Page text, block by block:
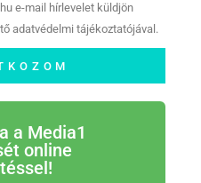
e-mail hírlevelet küldjön
adatvédelmi tájékoztatójával.
a Media1
online